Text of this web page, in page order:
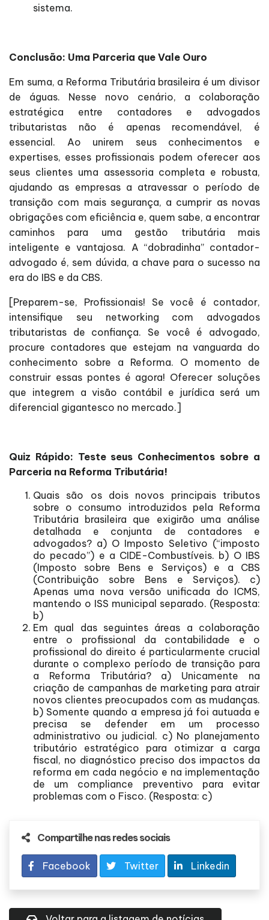
sistema.
Conclusão: Uma Parceria que Vale Ouro
Em suma, a Reforma Tributária brasileira é um divisor
de águas. Nesse novo cenário, a colaboração
estratégica entre contadores e advogados
tributaristas não é apenas recomendável, é
essencial. Ao unirem seus conhecimentos e
expertises, esses profissionais podem oferecer aos
seus clientes uma assessoria completa e robusta,
ajudando as empresas a atravessar o período de
transição com mais segurança, a cumprir as novas
obrigações com eficiência e, quem sabe, a encontrar
caminhos para uma gestão tributária mais
inteligente e vantajosa. A “dobradinha” contador-
advogado é, sem dúvida, a chave para o sucesso na
era do IBS e da CBS.
[Preparem-se, Profissionais! Se você é contador,
intensifique seu networking com advogados
tributaristas de confiança. Se você é advogado,
procure contadores que estejam na vanguarda do
conhecimento sobre a Reforma. O momento de
construir essas pontes é agora! Oferecer soluções
que integrem a visão contábil e jurídica será um
diferencial gigantesco no mercado.]
Quiz Rápido: Teste seus Conhecimentos sobre a
Parceria na Reforma Tributária!
Quais são os dois novos principais tributos
sobre o consumo introduzidos pela Reforma
Tributária brasileira que exigirão uma análise
detalhada e conjunta de contadores e
advogados? a) O Imposto Seletivo (“imposto
do pecado”) e a CIDE-Combustíveis. b) O IBS
(Imposto sobre Bens e Serviços) e a CBS
(Contribuição sobre Bens e Serviços). c)
Apenas uma nova versão unificada do ICMS,
mantendo o ISS municipal separado. (Resposta:
b)
Em qual das seguintes áreas a colaboração
entre o profissional da contabilidade e o
profissional do direito é particularmente crucial
durante o complexo período de transição para
a Reforma Tributária? a) Unicamente na
criação de campanhas de marketing para atrair
novos clientes preocupados com as mudanças.
b) Somente quando a empresa já foi autuada e
precisa se defender em um processo
administrativo ou judicial. c) No planejamento
tributário estratégico para otimizar a carga
fiscal, no diagnóstico preciso dos impactos da
reforma em cada negócio e na implementação
de um compliance preventivo para evitar
problemas com o Fisco. (Resposta: c)
Compartilhe nas redes sociais
Facebook Twitter Linkedin